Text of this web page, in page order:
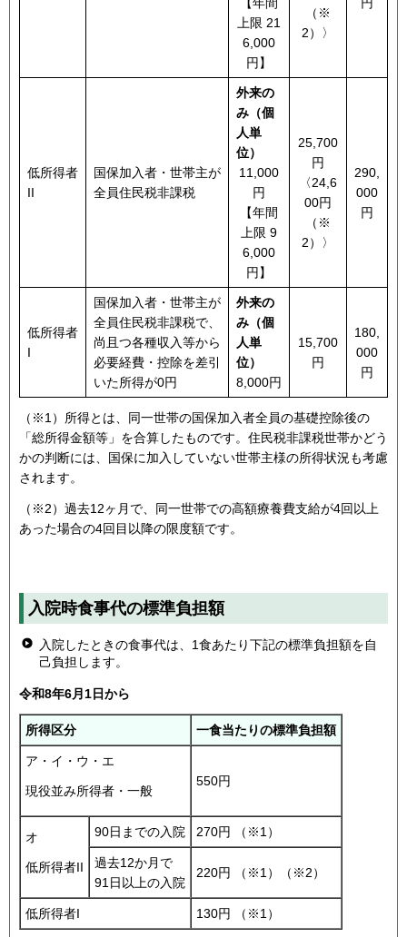
上限 21
6,000
円】
（※
2）〉
低所得者
II
国保加入者・世帯主が
全員住民税非課税
外来の
み（個
人単
位）
11,000
円
【年間
上限 9
6,000
円】
25,700
円
〈24,6
00円
（※
2）〉
290,
000
円
低所得者
I
国保加入者・世帯主が
全員住民税非課税で、
尚且つ各種収入等から
必要経費・控除を差引
いた所得が0円
外来の
み（個
人単
位）
8,000円
15,700
円
180,
000
円
（※1）所得とは、同一世帯の国保加入者全員の基礎控除後の
「総所得金額等」を合算したものです。住民税非課税世帯かどう
かの判断には、国保に加入していない世帯主様の所得状況も考慮
されます。
（※2）過去12ヶ月で、同一世帯での高額療養費支給が4回以上
あった場合の4回目以降の限度額です。
入院時食事代の標準負担額
入院したときの食事代は、1食あたり下記の標準負担額を自
己負担します。
令和8年6月1日から
所得区分 一食当たりの標準負担額
ア・イ・ウ・エ
現役並み所得者・一般
550円
オ
低所得者II
90日までの入院 270円 （※1）
過去12か月で
91日以上の入院
220円 （※1）（※2）
低所得者I 130円 （※1）